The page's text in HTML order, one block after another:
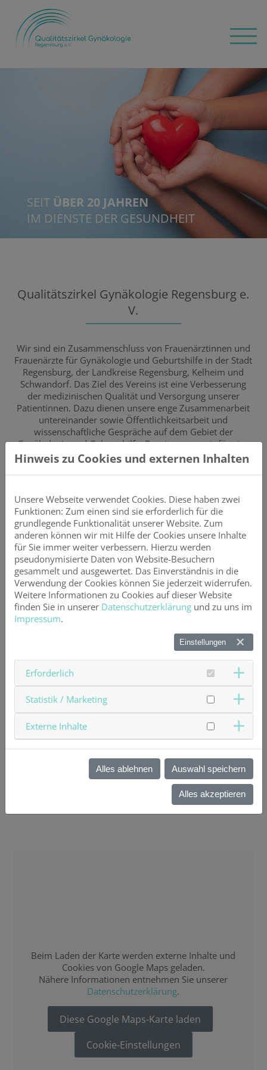
SEIT ÜBER 20 JAHREN
IM DIENSTE DER GESUNDHEIT
Qualitätszirkel Gynäkologie Regensburg e.
V.
Wir sind ein Zusammenschluss von Frauenärztinnen und
Frauenärzte für Gynäkologie und Geburtshilfe in der Stadt
Regensburg, der Landkreise Regensburg, Kelheim und
Schwandorf. Das Ziel des Vereins ist eine Verbesserung
der medizinischen Qualität und Versorgung unserer
Patientinnen. Dazu dienen unsere enge Zusammenarbeit
untereinander sowie Öffentlichkeitsarbeit und
wissenschaftliche Gespräche auf dem Gebiet der
Gynäkologie und Geburtshilfe. Damit sorgen wir für eine
optimale Betreuung unserer Patientinnen.
Unsere Mitglieder bieten die komplette Basisversorgung
gehören Krebsvorsorge- und
Früherkennungsuntersuchungen,
Ultraschalluntersuchungen von Brust und Unterleib,
Antikonzeptionsberatung (Schwangerschaftsverhütung),
Beratung bei Kinderwunsch, Schwangerschaftsbetreuung,
auch bei Risikoschwangerschaft, Beratung und Therapie
im Klimakterium (Wechseljahresbeschwerden),
Untersuchung bei sexuell übertragbaren Krankheiten (STD)
und sonstigen Beschwerden, wie z.B. Senkung der Organe
(Descensus uteri) und Nachsorge nach Krebserkrankung.
Ein Teil unserer Mitglieder bietet spezialisierte
Untersuchungen wie Ultraschall nach DEGUM II, Biopsien
von Gebärmutterhals und Brust (Gewebeproben),
unerfülltem Kinderwunsch (Reproduktionsmedizin) an.
Wenn Sie auf den untenstehenden Button klicken, dann
können Sie die Standorte unserer Mitglieder auf der Karte
sehen
Beim Laden der Karte werden externe Inhalte und
Cookies von Google Maps geladen.
Nähere Informationen entnehmen Sie unserer
Datenschutzerklärung.
Diese Google Maps-Karte laden
Cookie-Einstellungen
Hinweis zu Cookies und externen Inhalten
Unsere Webseite verwendet Cookies. Diese haben zwei
Funktionen: Zum einen sind sie erforderlich für die
grundlegende Funktionalität unserer Website. Zum
anderen können wir mit Hilfe der Cookies unsere Inhalte
für Sie immer weiter verbessern. Hierzu werden
pseudonymisierte Daten von Website-Besuchern
gesammelt und ausgewertet. Das Einverständnis in die
Verwendung der Cookies können Sie jederzeit widerrufen.
Weitere Informationen zu Cookies auf dieser Website
finden Sie in unserer Datenschutzerklärungund zu uns im
Impressum.
Einstellungen
Erforderlich
Statistik / Marketing
Externe Inhalte
Alles ablehnen Auswahl speichern
Alles akzeptieren